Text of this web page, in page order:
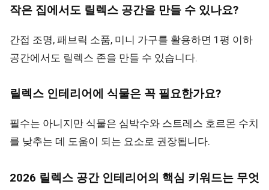
작은 집에서도 릴렉스 공간을 만들 수 있나요?
간접 조명, 패브릭 소품, 미니 가구를 활용하면 1평 이하
공간에서도 릴렉스 존을 만들 수 있습니다.
릴렉스 인테리어에 식물은 꼭 필요한가요?
필수는 아니지만 식물은 심박수와 스트레스 호르몬 수치
를 낮추는 데 도움이 되는 요소로 권장됩니다.
2026 릴렉스 공간 인테리어의 핵심 키워드는 무엇